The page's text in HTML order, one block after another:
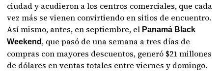
ciudad y acudieron a los centros comerciales, que cada
vez más se vienen convirtiendo en sitios de encuentro.
Así mismo, antes, en septiembre, el Panamá Black
Weekend , que pasó de una semana a tres días de
compras con mayores descuentos, generó $21 millones
de dólares en ventas totales entre viernes y domingo.